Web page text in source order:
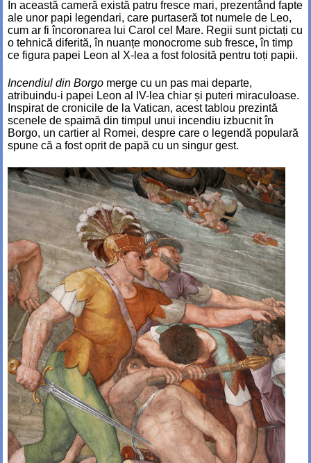
În această cameră există patru fresce mari, prezentând fapte
ale unor papi legendari, care purtaseră tot numele de Leo,
cum ar fi încoronarea lui Carol cel Mare. Regii sunt pictați cu
o tehnică diferită, în nuanțe monocrome sub fresce, în timp
ce figura papei Leon al X-lea a fost folosită pentru toți papii.
Incendiul din Borgo merge cu un pas mai departe,
atribuindu-i papei Leon al IV-lea chiar și puteri miraculoase.
Inspirat de cronicile de la Vatican, acest tablou prezintă
scenele de spaimă din timpul unui incendiu izbucnit în
Borgo, un cartier al Romei, despre care o legendă populară
spune că a fost oprit de papă cu un singur gest.